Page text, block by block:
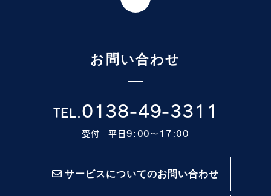
お問い合わせ
TEL.0138-49-3311
受付 平日9:00〜17:00
サービスについてのお問い合わせ